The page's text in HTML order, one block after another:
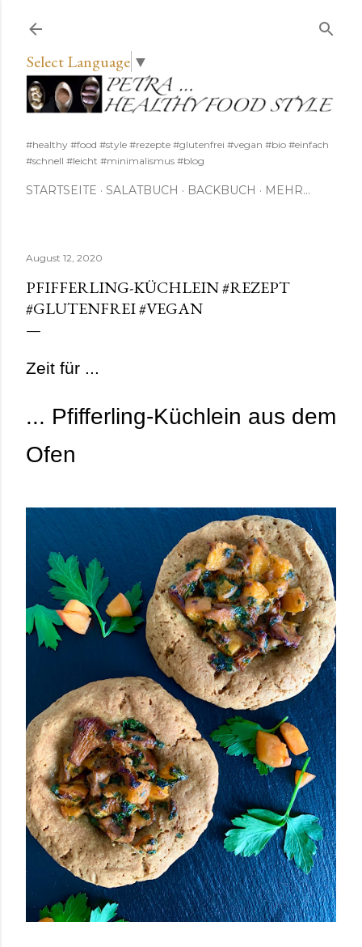
Select Language ▼
#healthy #food #style #rezepte #glutenfrei #vegan #bio #einfach
#schnell #leicht #minimalismus #blog
STARTSEITE SALATBUCH BACKBUCH MEHR…
August 12, 2020
PFIFFERLING-KÜCHLEIN #REZEPT
#GLUTENFREI #VEGAN
Zeit für ...
... Pfifferling-Küchlein aus dem
Ofen